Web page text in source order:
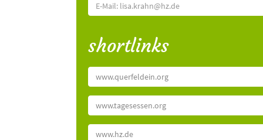
E-Mail: lisa.krahn@hz.de
shortlinks
www.querfeldein.org
www.tagesessen.org
www.hz.de